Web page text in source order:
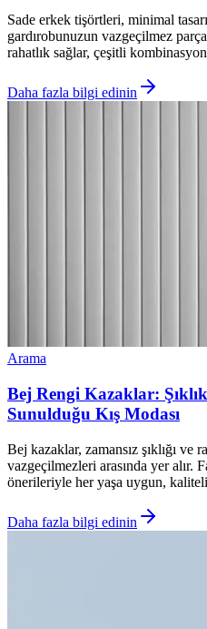
Sade erkek tişörtleri, minimal
gardırobunuzun vazgeçilmez
rahatlık sağlar, çeşitli
Daha fazla bilgi edinin
Arama
Bej Rengi Kazaklar:
Sunulduğu Kış Modası
Bej kazaklar, zamansız şıklığı ve
vazgeçilmezleri arasında yer alır.
önerileriyle her yaşa uygun, kaliteli
Daha fazla bilgi edinin